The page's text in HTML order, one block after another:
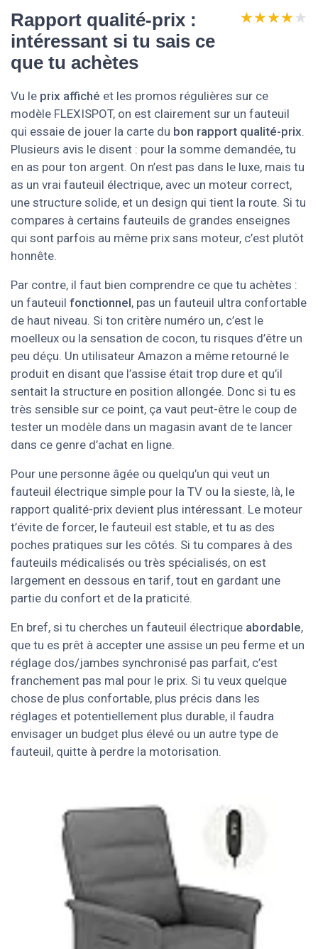
Rapport qualité-prix :
intéressant si tu sais ce
que tu achètes
★★★★★
★★★★★
Vu le prix affiché et les promos régulières sur ce
modèle FLEXISPOT, on est clairement sur un fauteuil
qui essaie de jouer la carte du bon rapport qualité-prix.
Plusieurs avis le disent : pour la somme demandée, tu
en as pour ton argent. On n’est pas dans le luxe, mais tu
as un vrai fauteuil électrique, avec un moteur correct,
une structure solide, et un design qui tient la route. Si tu
compares à certains fauteuils de grandes enseignes
qui sont parfois au même prix sans moteur, c’est plutôt
honnête.
Par contre, il faut bien comprendre ce que tu achètes :
un fauteuil fonctionnel, pas un fauteuil ultra confortable
de haut niveau. Si ton critère numéro un, c’est le
moelleux ou la sensation de cocon, tu risques d’être un
peu déçu. Un utilisateur Amazon a même retourné le
produit en disant que l’assise était trop dure et qu’il
sentait la structure en position allongée. Donc si tu es
très sensible sur ce point, ça vaut peut-être le coup de
tester un modèle dans un magasin avant de te lancer
dans ce genre d’achat en ligne.
Pour une personne âgée ou quelqu’un qui veut un
fauteuil électrique simple pour la TV ou la sieste, là, le
rapport qualité-prix devient plus intéressant. Le moteur
t’évite de forcer, le fauteuil est stable, et tu as des
poches pratiques sur les côtés. Si tu compares à des
fauteuils médicalisés ou très spécialisés, on est
largement en dessous en tarif, tout en gardant une
partie du confort et de la praticité.
En bref, si tu cherches un fauteuil électrique abordable,
que tu es prêt à accepter une assise un peu ferme et un
réglage dos/jambes synchronisé pas parfait, c’est
franchement pas mal pour le prix. Si tu veux quelque
chose de plus confortable, plus précis dans les
réglages et potentiellement plus durable, il faudra
envisager un budget plus élevé ou un autre type de
fauteuil, quitte à perdre la motorisation.